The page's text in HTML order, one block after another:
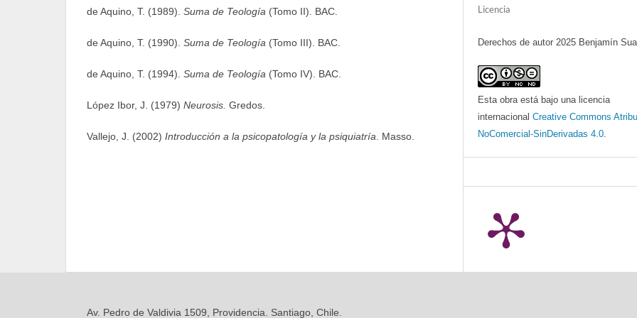
de Aquino, T. (1989). Suma de Teología (Tomo II). BAC.
de Aquino, T. (1990). Suma de Teología (Tomo III). BAC.
de Aquino, T. (1994). Suma de Teología (Tomo IV). BAC.
López Ibor, J. (1979) Neurosis. Gredos.
Vallejo, J. (2002) Introducción a la psicopatología y la psiquiatría . Masso.
Licencia
Derechos de autor 2025 Benjamín
Esta obra está bajo una licencia
internacionalCreative Commons
NoComercial-SinDerivadas 4.0.
Av. Pedro de Valdivia 1509, Providencia. Santiago, Chile.